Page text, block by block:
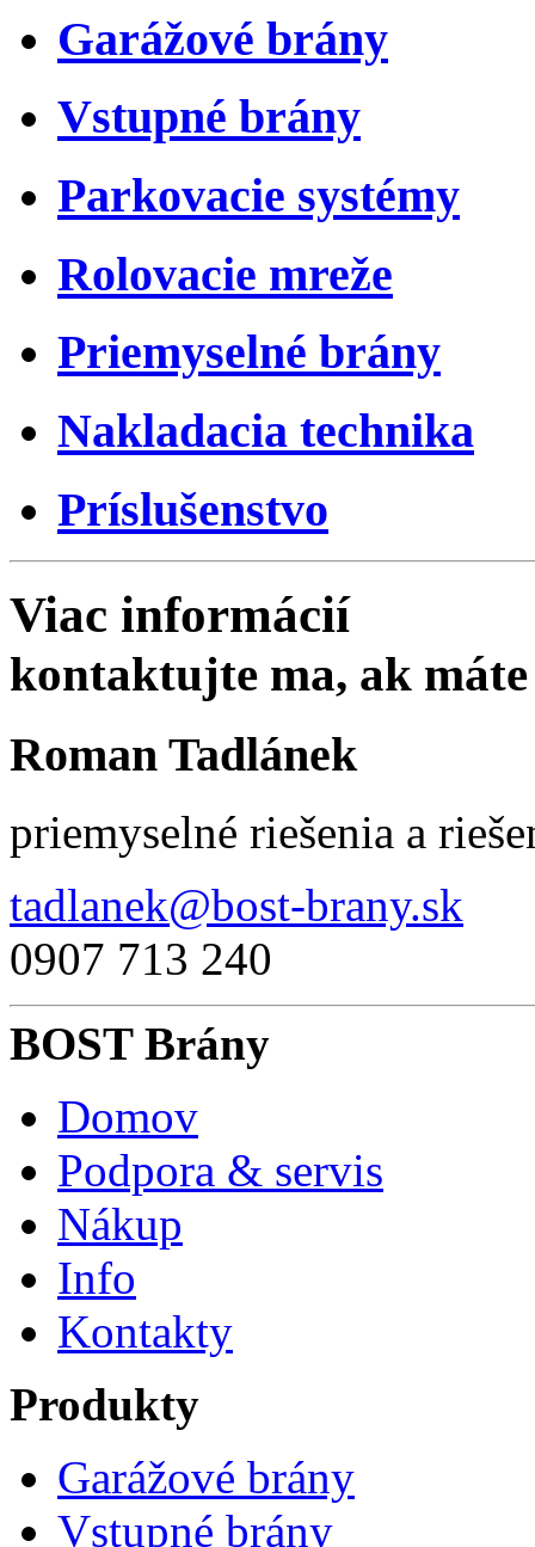
Garážové brány
Vstupné brány
Parkovacie systémy
Rolovacie mreže
Priemyselné brány
Nakladacia technika
Príslušenstvo
Viac informácií
kontaktujte ma, ak
Roman Tadlánek
priemyselné riešenia a
tadlanek@bost-brany.sk
0907 713 240
BOST Brány
Domov
Podpora & servis
Nákup
Info
Kontakty
Produkty
Garážové brány
Vstupné brány